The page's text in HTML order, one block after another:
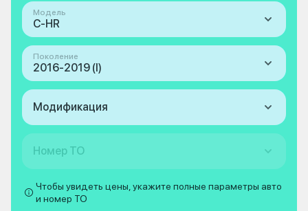
Модель
C-HR
Поколение
2016-2019 (I)
Модификация
Номер ТО
Чтобы увидеть цены, укажите полные параметры авто
и номер ТО